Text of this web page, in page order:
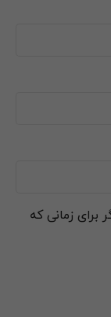
برای زمانی که